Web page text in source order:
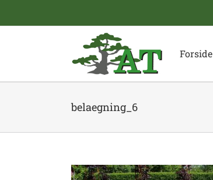
content
Forside
belaegning_6